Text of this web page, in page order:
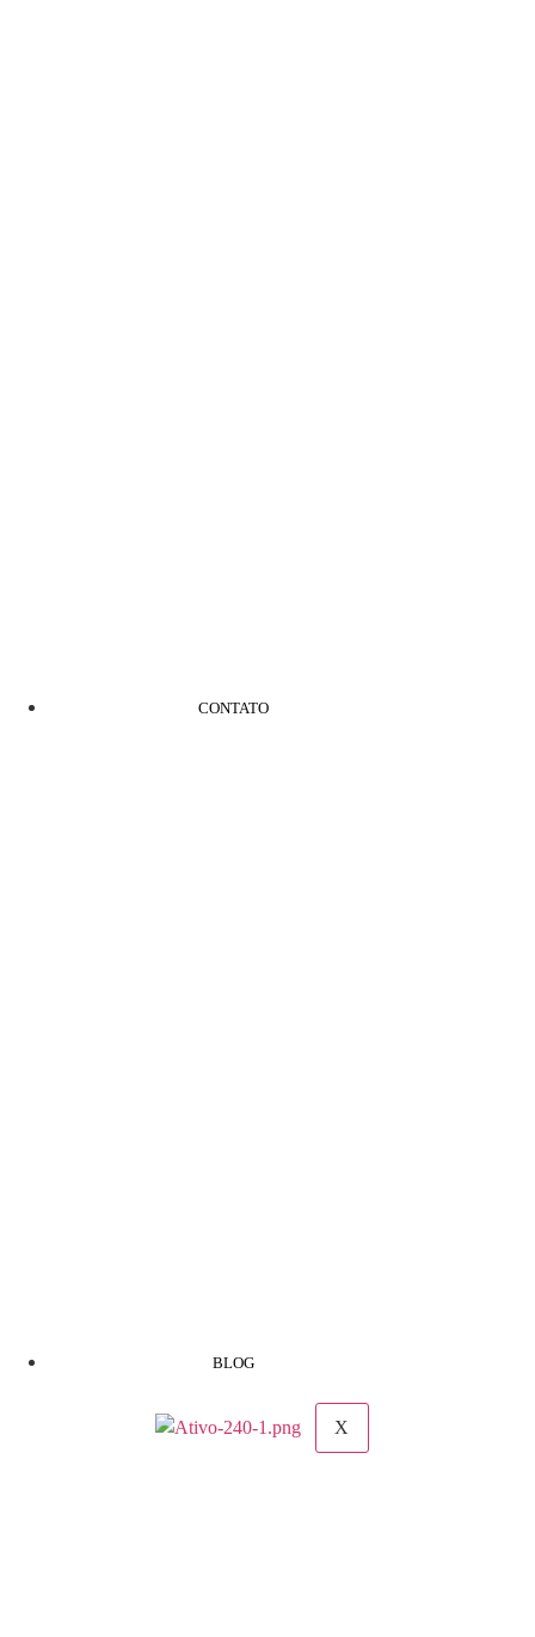
CONTATO
BLOG
X